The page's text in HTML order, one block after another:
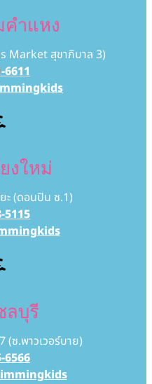
คำแหง
Market สุขาภิบาล 3)
6611
งใหม่
ะ (ดอนปิน ซ.1)
5115
ลบุรี
(ซ.พาวเวอร์บาย)
6566